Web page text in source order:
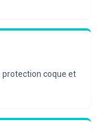
coque et